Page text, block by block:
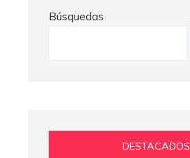
Búsquedas
DESTACADOS